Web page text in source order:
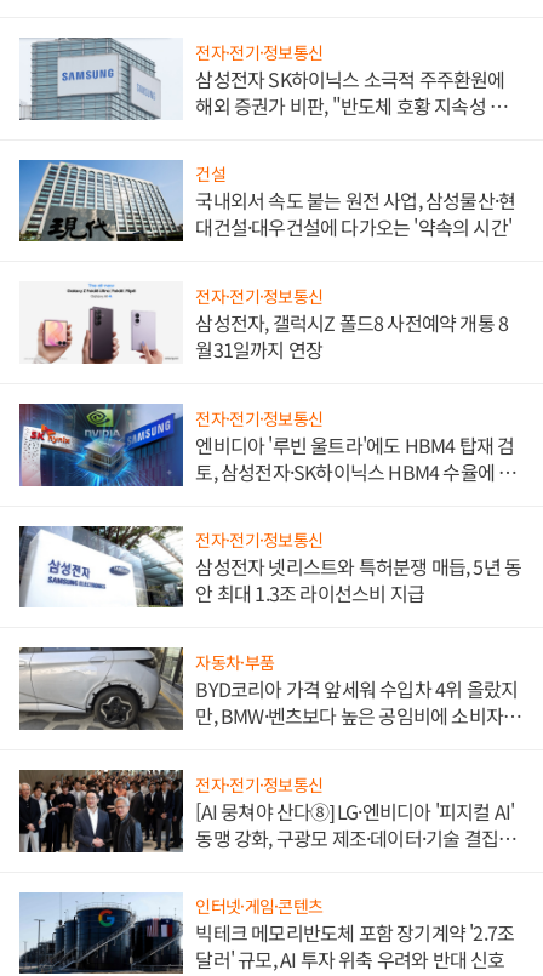
전자·전기·정보통신
삼성전자 SK하이닉스 소극적 주주환원에
해외 증권가 비판, "반도체 호황 지속성 의
건설
국내외서 속도 붙는 원전 사업, 삼성물산·현
대건설·대우건설에 다가오는 '약속의 시간'
전자·전기·정보통신
삼성전자, 갤럭시Z 폴드8 사전예약 개통 8
월31일까지 연장
전자·전기·정보통신
엔비디아 '루빈 울트라'에도 HBM4 탑재 검
토, 삼성전자·SK하이닉스 HBM4 수율에 주
전자·전기·정보통신
삼성전자 넷리스트와 특허분쟁 매듭, 5년 동
안 최대 1.3조 라이선스비 지급
자동차·부품
BYD코리아 가격 앞세워 수입차 4위 올랐지
만, BMW·벤츠보다 높은 공임비에 소비자
전자·전기·정보통신
[AI 뭉쳐야 산다⑧] LG·엔비디아 '피지컬 AI'
동맹 강화, 구광모 제조·데이터·기술 결집
인터넷·게임·콘텐츠
빅테크 메모리반도체 포함 장기계약 '2.7조
달러' 규모, AI 투자 위축 우려와 반대 신호